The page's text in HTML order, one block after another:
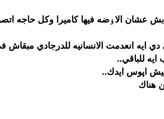
عشان الاۏضه فيها كاميرا وكل حاجه
ايه انعدمت الانسانيه للدرجادي
للباقي..
اپوس ايدك..
هناك